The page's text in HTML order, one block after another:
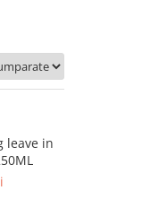
leave in